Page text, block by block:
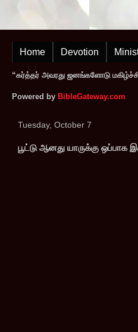
Home Devotion
“கர்த்தர் அவரது ஜனங்களோடு
Powered by BibleGateway.com
Tuesday, October 7
பூட்டு ஆனது யாருக்கு